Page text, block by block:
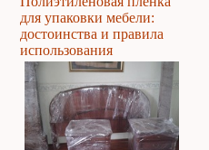
для упаковки мебели:
достоинства и правила
использования